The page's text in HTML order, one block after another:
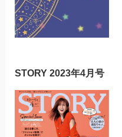
STORY 2023年4月号